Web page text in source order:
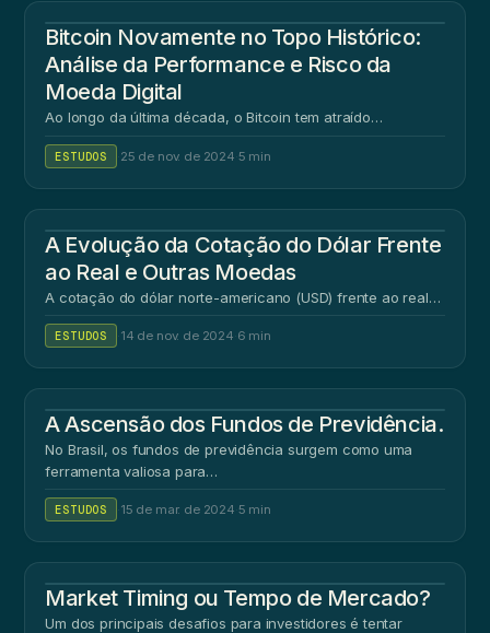
Bitcoin Novamente no Topo Histórico:
Análise da Performance e Risco da
Moeda Digital
Ao longo da última década, o Bitcoin tem atraído…
ESTUDOS 25 de nov. de 2024 5 min
A Evolução da Cotação do Dólar Frente
ao Real e Outras Moedas
A cotação do dólar norte-americano (USD) frente ao real…
ESTUDOS 14 de nov. de 2024 6 min
A Ascensão dos Fundos de Previdência.
No Brasil, os fundos de previdência surgem como uma
ferramenta valiosa para…
ESTUDOS 15 de mar. de 2024 5 min
Market Timing ou Tempo de Mercado?
Um dos principais desafios para investidores é tentar